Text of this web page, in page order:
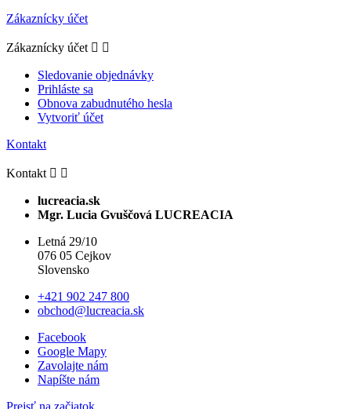
Zákaznícky účet
Zákaznícky účet  
Sledovanie objednávky
Prihláste sa
Obnova zabudnutého hesla
Vytvoriť účet
Kontakt
Kontakt  
lucreacia.sk
Mgr. Lucia Gvuščová LUCREACIA
Letná 29/10
076 05 Cejkov
Slovensko
+421 902 247 800
obchod@lucreacia.sk
Facebook
Google Mapy
Zavolajte nám
Napíšte nám